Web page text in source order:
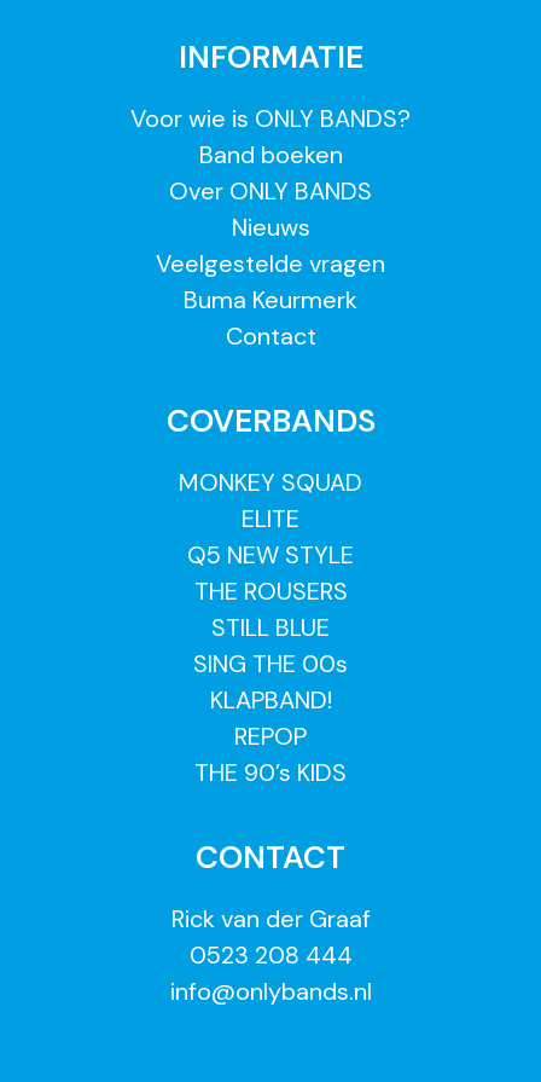
INFORMATIE
Voor wie is ONLY BANDS?
Band boeken
Over ONLY BANDS
Nieuws
Veelgestelde vragen
Buma Keurmerk
Contact
COVERBANDS
MONKEY SQUAD
ELITE
Q5 NEW STYLE
THE ROUSERS
STILL BLUE
SING THE 00s
KLAPBAND!
REPOP
THE 90’s KIDS
CONTACT
Rick van der Graaf
0523 208 444
info@onlybands.nl